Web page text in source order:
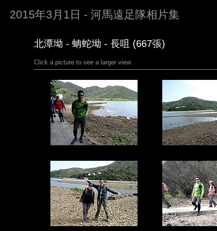
2015年3月1日 - 河馬遠足隊相片集
北潭坳 - 蚺蛇坳 - 長咀 (667張)
Click a picture to see a larger view.